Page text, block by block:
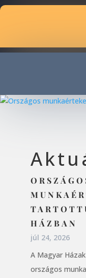
HÁZBAN
júl 24, 2026
A Magyar
országos